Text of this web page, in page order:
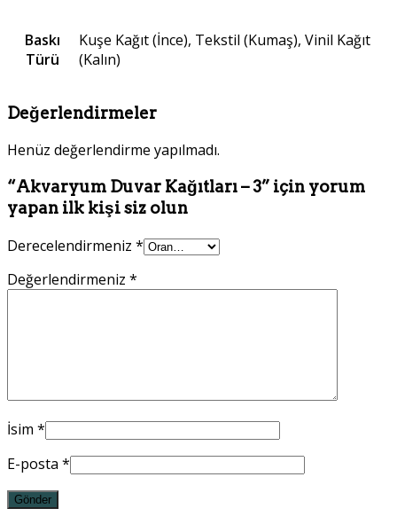
Baskı
Türü
Kuşe Kağıt (İnce), Tekstil (Kumaş), Vinil Kağıt
(Kalın)
Değerlendirmeler
Henüz değerlendirme yapılmadı.
“Akvaryum Duvar Kağıtları – 3” için yorum
yapan ilk kişi siz olun
Derecelendirmeniz *
Değerlendirmeniz *
İsim *
E-posta *